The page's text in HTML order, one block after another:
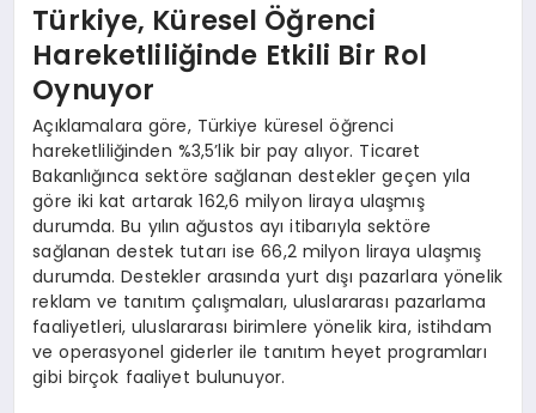
Türkiye, Küresel Öğrenci
Hareketliliğinde Etkili Bir Rol
Oynuyor
Açıklamalara göre, Türkiye küresel öğrenci
hareketliliğinden %3,5’lik bir pay alıyor. Ticaret
Bakanlığınca sektöre sağlanan destekler geçen yıla
göre iki kat artarak 162,6 milyon liraya ulaşmış
durumda. Bu yılın ağustos ayı itibarıyla sektöre
sağlanan destek tutarı ise 66,2 milyon liraya ulaşmış
durumda. Destekler arasında yurt dışı pazarlara yönelik
reklam ve tanıtım çalışmaları, uluslararası pazarlama
faaliyetleri, uluslararası birimlere yönelik kira, istihdam
ve operasyonel giderler ile tanıtım heyet programları
gibi birçok faaliyet bulunuyor.